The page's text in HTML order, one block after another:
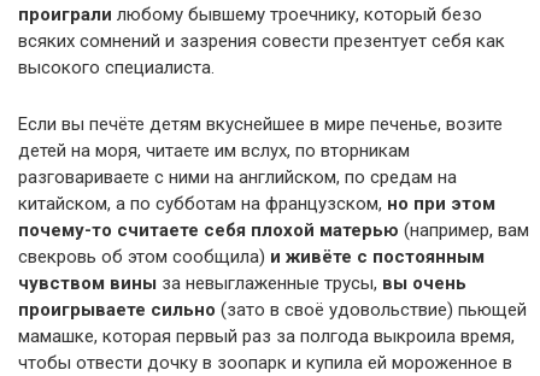
проиграли любому бывшему троечнику, который безо
всяких сомнений и зазрения совести презентует себя как
высокого специалиста.
Если вы печёте детям вкуснейшее в мире печенье, возите
детей на моря, читаете им вслух, по вторникам
разговариваете с ними на английском, по средам на
китайском, а по субботам на французском, но при этом
почему-то считаете себя плохой матерью (например, вам
свекровь об этом сообщила) и живёте с постоянным
чувством вины за невыглаженные трусы, вы очень
проигрываете сильно (зато в своё удовольствие) пьющей
мамашке, которая первый раз за полгода выкроила время,
чтобы отвести дочку в зоопарк и купила ей мороженное в